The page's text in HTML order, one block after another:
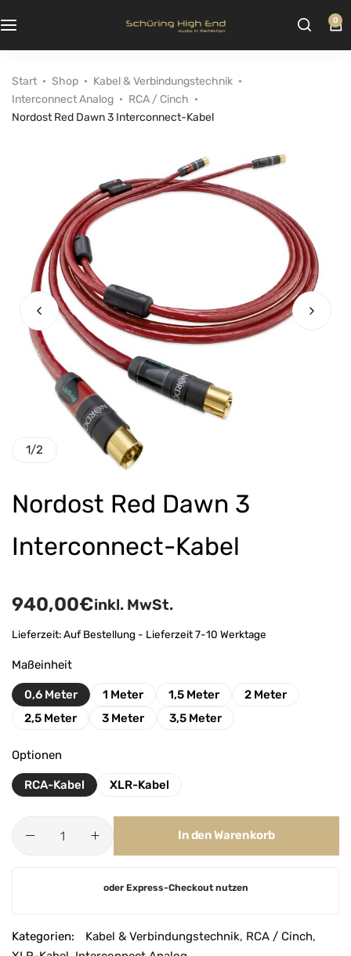
0
Start Shop
Kabel & Verbindungstechnik
Interconnect Analog
RCA / Cinch
Nordost Red Dawn 3 Interconnect-Kabel
1/2
Nordost Red Dawn 3
Interconnect-Kabel
940,00€inkl. MwSt.
Lieferzeit:Auf Bestellung - Lieferzeit 7-10 Werktage
Maßeinheit
0,6 Meter 1 Meter 1,5 Meter
2 Meter
2,5 Meter
3 Meter 3,5 Meter
Optionen
RCA-Kabel XLR-Kabel
In den Warenkorb
e
oder Express-Checkout nutzen
Kategorien: Kabel & Verbindungstechnik, RCA / Cinch,